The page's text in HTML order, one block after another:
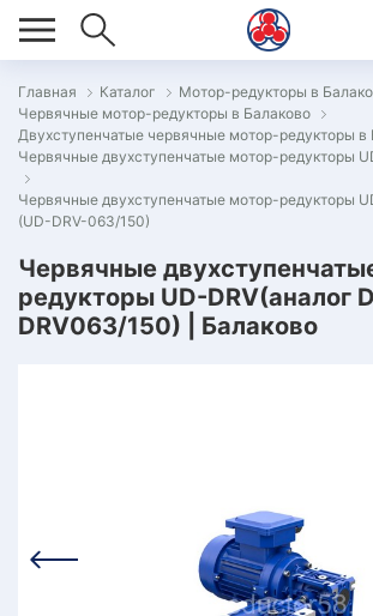
Главная Каталог
Мотор-редукторы в
Червячные мотор-редукторы в Балаково
Двухступенчатые червячные мотор-редукторы в
Червячные двухступенчатые мотор-редукторы
Червячные двухступенчатые мотор-редукторы
(UD-DRV-063/150)
Червячные
редукторы UD-DRV(аналог
DRV063/150) | Балаково